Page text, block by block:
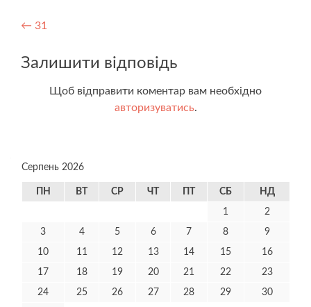
Навігація
записів
← 31
Залишити відповідь
Щоб відправити коментар вам необхідно
авторизуватись.
Серпень 2026
ПН ВТ СР ЧТ СБ НД
1 2
3 4 5 6 7 8 9
10 11 12 13 14 15 16
17 18 19 20 21 22 23
24 25 26 27 28 29 30